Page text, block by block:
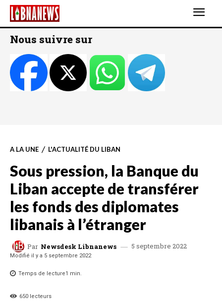
Nous suivre sur
A LA UNE L'ACTUALITÉ DU LIBAN
Sous pression, la Banque du
Liban accepte de transférer
les fonds des diplomates
libanais à l’étranger
Par Newsdesk Libnanews 5 septembre 2022
Modifié il y a 5 septembre 2022
Temps de lecture1 min.
650 lecteurs